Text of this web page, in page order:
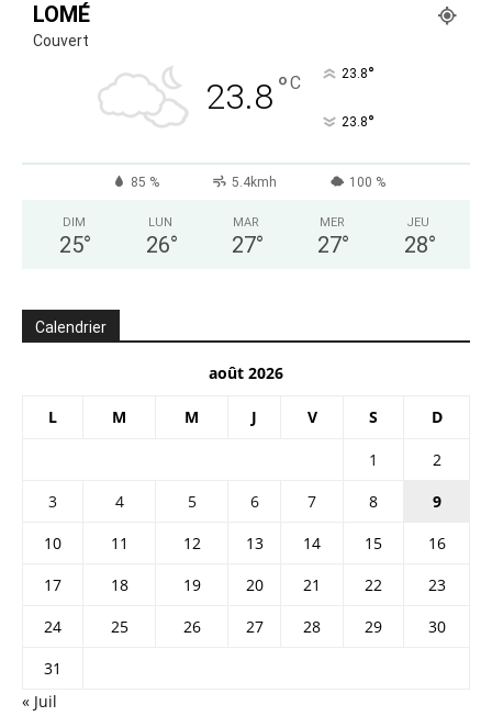
LOMÉ
Couvert
23.8°C 23.8°
23.8°
85 % 5.4kmh 100 %
DIM
25°
LUN
26°
MAR
27°
MER
27°
JEU
28°
Calendrier
août 2026
L M M J V S D
1
2
3
4 5 6 7 8
9
10
11 12 13 14 15
16
17
18 19 20 21 22
23
24
25 26 27 28 29
30
31
« Juil